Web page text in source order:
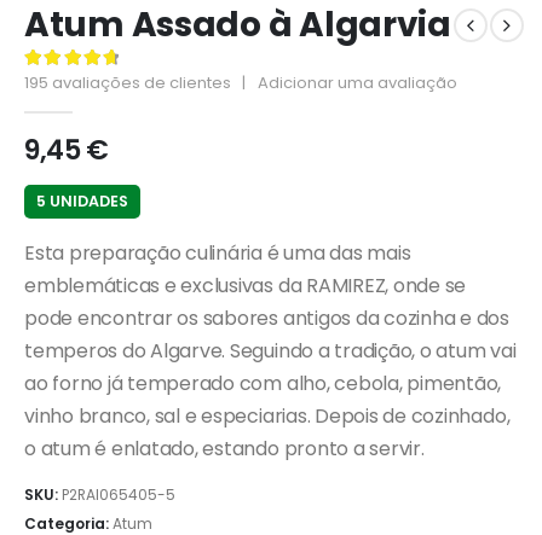
Atum Assado à Algarvia
4.82de 5
195 avaliações de clientes | Adicionar uma avaliação
9,45€
5 UNIDADES
Esta preparação culinária é uma das mais
emblemáticas e exclusivas da RAMIREZ, onde se
pode encontrar os sabores antigos da cozinha e dos
temperos do Algarve. Seguindo a tradição, o atum vai
ao forno já temperado com alho, cebola, pimentão,
vinho branco, sal e especiarias. Depois de cozinhado,
o atum é enlatado, estando pronto a servir.
SKU: P2RAI065405-5
Categoria:Atum